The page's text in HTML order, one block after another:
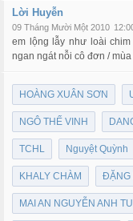
Lời Huyễn
09 Tháng Mười Một 2010
em lộng lẫy như loài
ngan ngát nỗi cô đơn /
HOÀNG XUÂN SƠN
NGÔ THẾ VINH
TCHL Nguyệt Quỳnh
KHALY CHÀM ĐẶNG
MAI AN NGUYỄN ANH